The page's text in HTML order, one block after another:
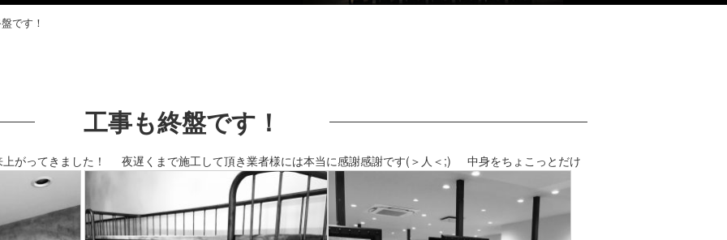
です！
工事も終盤です！
上がってきました！ 夜遅くまで施工して頂き業者様には本当に感謝感謝です(＞人＜;) 中身をちょこっとだけ